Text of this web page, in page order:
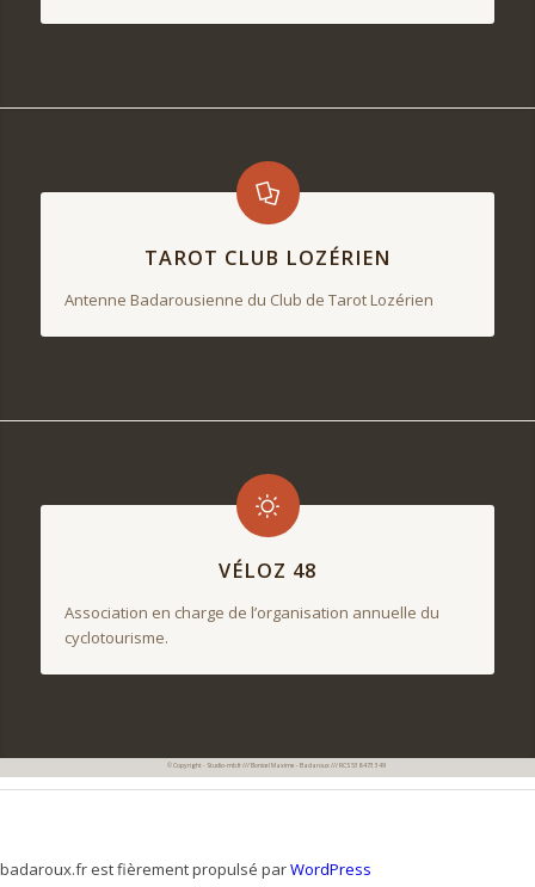
TAROT CLUB LOZÉRIEN
Antenne Badarousienne du Club de Tarot Lozérien
VÉLOZ 48
Association en charge de l’organisation annuelle du
cyclotourisme.
© Copyright - Studio-mb.fr /// Bonicel Maxime - Badaroux /// RCS 538 473 349
badaroux.fr est fièrement propulsé parWordPress